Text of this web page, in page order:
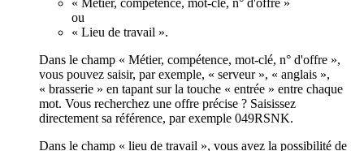
« Métier, compétence, mot-clé, n° d'offre »
ou
« Lieu de travail ».
Dans le champ « Métier, compétence, mot-clé, n° d'offre »,
vous pouvez saisir, par exemple, « serveur », « anglais »,
« brasserie » en tapant sur la touche « entrée » entre chaque
mot. Vous recherchez une offre précise ? Saisissez
directement sa référence, par exemple 049RSNK.
Dans le champ « lieu de travail », vous avez la possibilité de